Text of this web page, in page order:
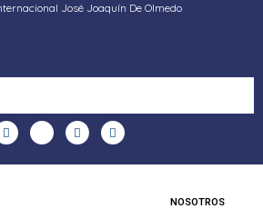
José Joaquín De Olmedo
NOSOTROS